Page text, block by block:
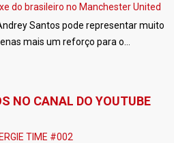
demonstrações financeiras e
mercado.[…]
do brasileiro no Manchester United
Santos pode representar muito
mais um reforço para o
Os dados da DataMB indicam que
um trio de meio-campo
NO CANAL DO YOUTUBE
TIME #002